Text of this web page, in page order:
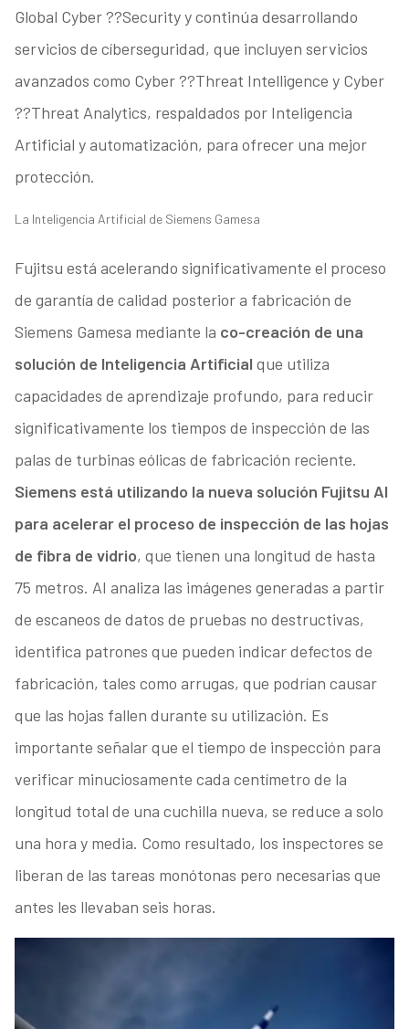
Global Cyber ??Security y continúa desarrollando
servicios de cíberseguridad, que incluyen servicios
avanzados como Cyber ??Threat Intelligence y Cyber
??Threat Analytics, respaldados por Inteligencia
Artificial y automatización, para ofrecer una mejor
protección.
La Inteligencia Artificial de Siemens Gamesa
Fujitsu está acelerando significativamente el proceso
de garantía de calidad posterior a fabricación de
Siemens Gamesa mediante la co-creación de una
solución de Inteligencia Artificial que utiliza
capacidades de aprendizaje profundo, para reducir
significativamente los tiempos de inspección de las
palas de turbinas eólicas de fabricación reciente.
Siemens está utilizando la nueva solución Fujitsu AI
para acelerar el proceso de inspección de las hojas
de fibra de vidrio, que tienen una longitud de hasta
75 metros. AI analiza las imágenes generadas a partir
de escaneos de datos de pruebas no destructivas,
identifica patrones que pueden indicar defectos de
fabricación, tales como arrugas, que podrían causar
que las hojas fallen durante su utilización. Es
importante señalar que el tiempo de inspección para
verificar minuciosamente cada centímetro de la
longitud total de una cuchilla nueva, se reduce a solo
una hora y media. Como resultado, los inspectores se
liberan de las tareas monótonas pero necesarias que
antes les llevaban seis horas.